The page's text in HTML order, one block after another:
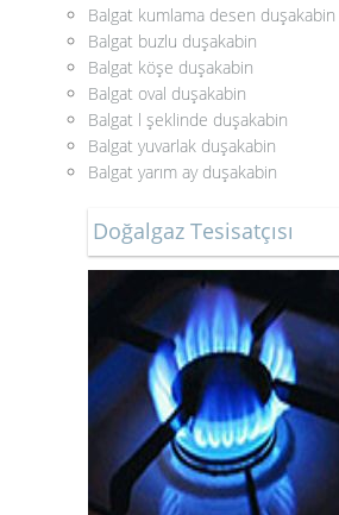
Balgat kumlama desen duşakabin
Balgat buzlu duşakabin
Balgat köşe duşakabin
Balgat oval duşakabin
Balgat l şeklinde duşakabin
Balgat yuvarlak duşakabin
Balgat yarım ay duşakabin
Doğalgaz Tesisatçısı